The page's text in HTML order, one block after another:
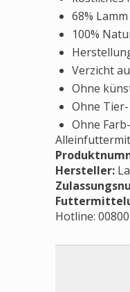
68%
100%
Verzicht
Ohne
Ohne
Ohne
Hersteller:
Hotline: